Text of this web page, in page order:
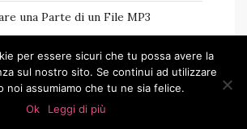
una Parte di un File MP3
per essere sicuri che tu possa avere la
sul nostro sito. Se continui ad utilizzare
noi assumiamo che tu ne sia felice.
Ok
Leggi di più